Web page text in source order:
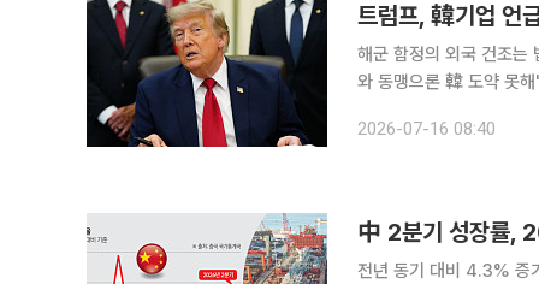
트럼프, 韓기업 언
해군 함정의 외국 건조
와 동맹으론 韓 도약 못해" 도널드 트럼프 미국 대통령이 조선 분야 협력 필요성을 강조하면
트럼프 대통령은 펜실베
2026-07-16 08:40
中 2분기 성장률,
전년 동기 대비 4.3% 증